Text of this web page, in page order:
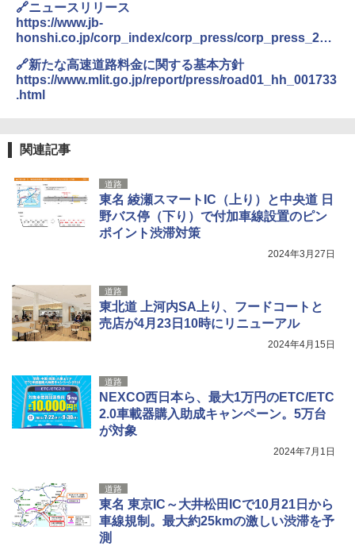
[キャンパーズコレクション 山善] 傘みたいに
広げるだけ パッとサッとテント キューブワ
イド ブラックコーティング フルクローズ メ
ポインターライト 強力 小型 緑色/赤色/青紫色
USB充電式 高精度 超長距離照射 長時間使用
可能 安全ロック付き 高安全性 金属製耐久 コ
🔗ニュースリリース
https://www.jb-
honshi.co.jp/corp_index/corp_press/corp_press_202
🔗新たな高速道路料金に関する基本方針
https://www.mlit.go.jp/report/press/road01_hh_001733
.html
関連記事
道路
東名 綾瀬スマートIC（上り）と中央道 日
野バス停（下り）で付加車線設置のピン
ポイント渋滞対策
2024年3月27日
道路
東北道 上河内SA上り、フードコートと
売店が4月23日10時にリニューアル
2024年4月15日
道路
NEXCO西日本ら、最大1万円のETC/ETC
2.0車載器購入助成キャンペーン。5万台
が対象
2024年7月1日
道路
東名 東京IC～大井松田ICで10月21日から
車線規制。最大約25kmの激しい渋滞を予
測